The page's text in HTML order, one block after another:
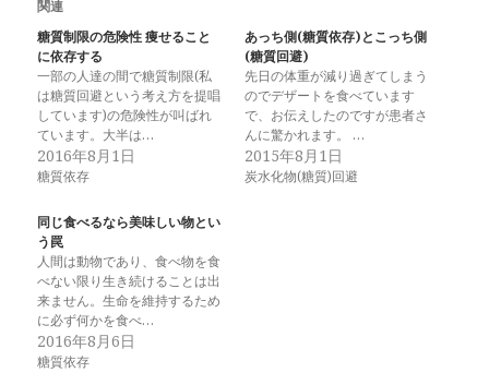
関連
糖質制限の危険性 痩せること
に依存する
一部の人達の間で糖質制限(私
は糖質回避という考え方を提唱
しています)の危険性が叫ばれ
ています。大半は…
2016年8月1日
糖質依存
あっち側(糖質依存)とこっち側
(糖質回避)
先日の体重が減り過ぎてしまう
のでデザートを食べています
で、お伝えしたのですが患者さ
んに驚かれます。 …
2015年8月1日
炭水化物(糖質)回避
同じ食べるなら美味しい物とい
う罠
人間は動物であり、食べ物を食
べない限り生き続けることは出
来ません。生命を維持するため
に必ず何かを食べ…
2016年8月6日
糖質依存